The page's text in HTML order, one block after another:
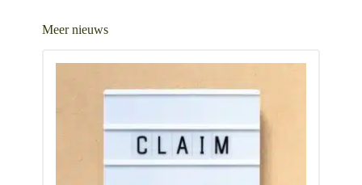
Meer nieuws